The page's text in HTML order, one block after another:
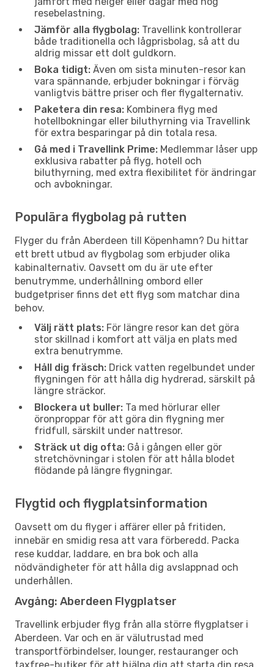
resebelastning.
Jämför alla flygbolag: Travellink kontrollerar
både traditionella och lågprisbolag, så att du
aldrig missar ett dolt guldkorn.
Boka tidigt: Även om sista minuten-resor kan
vara spännande, erbjuder bokningar i förväg
vanligtvis bättre priser och fler flygalternativ.
Paketera din resa: Kombinera flyg med
hotellbokningar eller biluthyrning via Travellink
för extra besparingar på din totala resa.
Gå med i Travellink Prime: Medlemmar låser upp
exklusiva rabatter på flyg, hotell och
biluthyrning, med extra flexibilitet för ändringar
och avbokningar.
Populära flygbolag på rutten
Flyger du från Aberdeen till Köpenhamn? Du hittar
ett brett utbud av flygbolag som erbjuder olika
kabinalternativ. Oavsett om du är ute efter
benutrymme, underhållning ombord eller
budgetpriser finns det ett flyg som matchar dina
behov.
Välj rätt plats: För längre resor kan det göra
stor skillnad i komfort att välja en plats med
extra benutrymme.
Håll dig fräsch: Drick vatten regelbundet under
flygningen för att hålla dig hydrerad, särskilt på
längre sträckor.
Blockera ut buller: Ta med hörlurar eller
öronproppar för att göra din flygning mer
fridfull, särskilt under nattresor.
Sträck ut dig ofta: Gå i gången eller gör
stretchövningar i stolen för att hålla blodet
flödande på längre flygningar.
Flygtid och flygplatsinformation
Oavsett om du flyger i affärer eller på fritiden,
innebär en smidig resa att vara förberedd. Packa
rese kuddar, laddare, en bra bok och alla
nödvändigheter för att hålla dig avslappnad och
underhållen.
Avgång: Aberdeen Flygplatser
Travellink erbjuder flyg från alla större flygplatser i
Aberdeen. Var och en är välutrustad med
transportförbindelser, lounger, restauranger och